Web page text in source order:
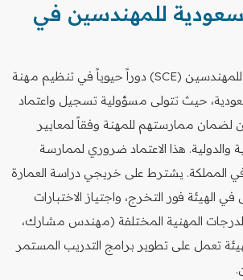
للمهندسين في
تلعب الهيئة السعودية للمهندسين (SCE) دوراً حيوياً في تنظيم مهنة
حيث تتولى مسؤولية تسجيل واعتماد
لضمان ممارستهم للمهنة وفقاً لمعايير
والدولية. هذا الاعتماد ضروري لممارسة
المملكة. يشترط على خريجي دراسة العمارة
الهيئة فور التخرج، واجتياز الاختبارات
المهنية المختلفة (مهندس مشارك،
تعمل على تطوير برامج التدريب المستمر